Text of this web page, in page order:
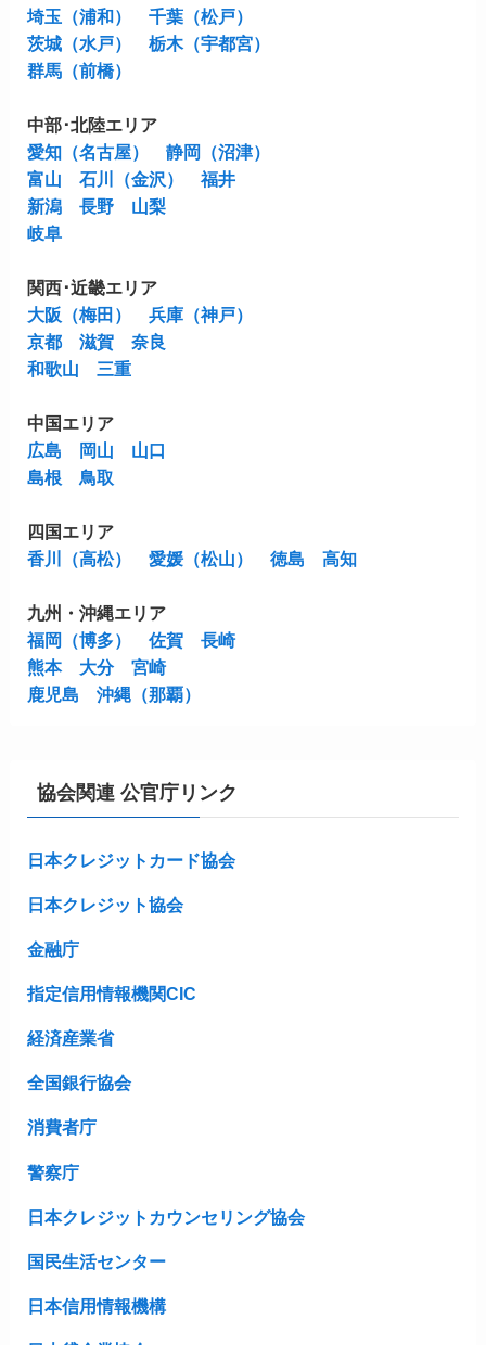
埼玉（浦和）
千葉（松戸）
茨城（水戸）
栃木（宇都宮）
群馬（前橋）
中部･北陸エリア
愛知（名古屋）
静岡（沼津）
富山
石川（金沢）
福井
新潟
長野
山梨
岐阜
関西･近畿エリア
大阪（梅田）
兵庫（神戸）
京都
滋賀
奈良
和歌山
三重
中国エリア
広島
岡山
山口
島根
鳥取
四国エリア
香川（高松）
愛媛（松山） 徳島 高知
九州・沖縄エリア
福岡（博多）
佐賀
長崎
熊本
大分
宮崎
鹿児島
沖縄（那覇）
協会関連 公官庁リンク
日本クレジットカード協会
日本クレジット協会
金融庁
指定信用情報機関CIC
経済産業省
全国銀行協会
消費者庁
警察庁
日本クレジットカウンセリング協会
国民生活センター
日本信用情報機構